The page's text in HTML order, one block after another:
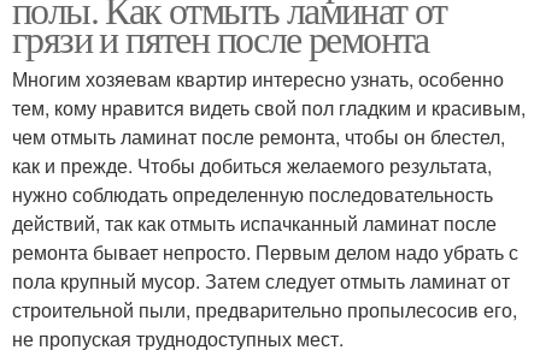
грязи и пятен после ремонта
Многим хозяевам квартир интересно узнать, особенно
тем, кому нравится видеть свой пол гладким и красивым,
чем отмыть ламинат после ремонта, чтобы он блестел,
как и прежде. Чтобы добиться желаемого результата,
нужно соблюдать определенную последовательность
действий, так как отмыть испачканный ламинат после
ремонта бывает непросто. Первым делом надо убрать с
пола крупный мусор. Затем следует отмыть ламинат от
строительной пыли, предварительно пропылесосив его,
не пропуская труднодоступных мест.